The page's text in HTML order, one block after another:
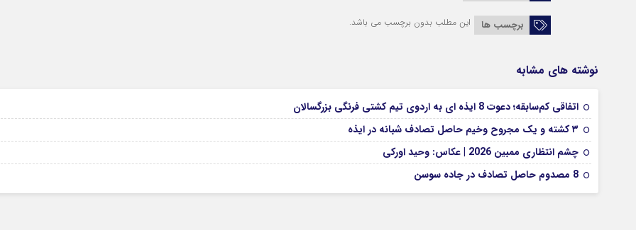
برچسب ها این مطلب بدون برچسب می باشد.
نوشته های مشابه
اتفاقی کم‌سابقه؛ دعوت 8 ایذه ای به اردوی تیم کشتی فرنگی بزرگسالان
۳ کشته و یک مجروح وخیم حاصل تصادف شبانه در ایذه
چشم انتظاری ممبین 2026 | عکاس: وحید اورکی
8 مصدوم حاصل تصادف در جاده سوسن